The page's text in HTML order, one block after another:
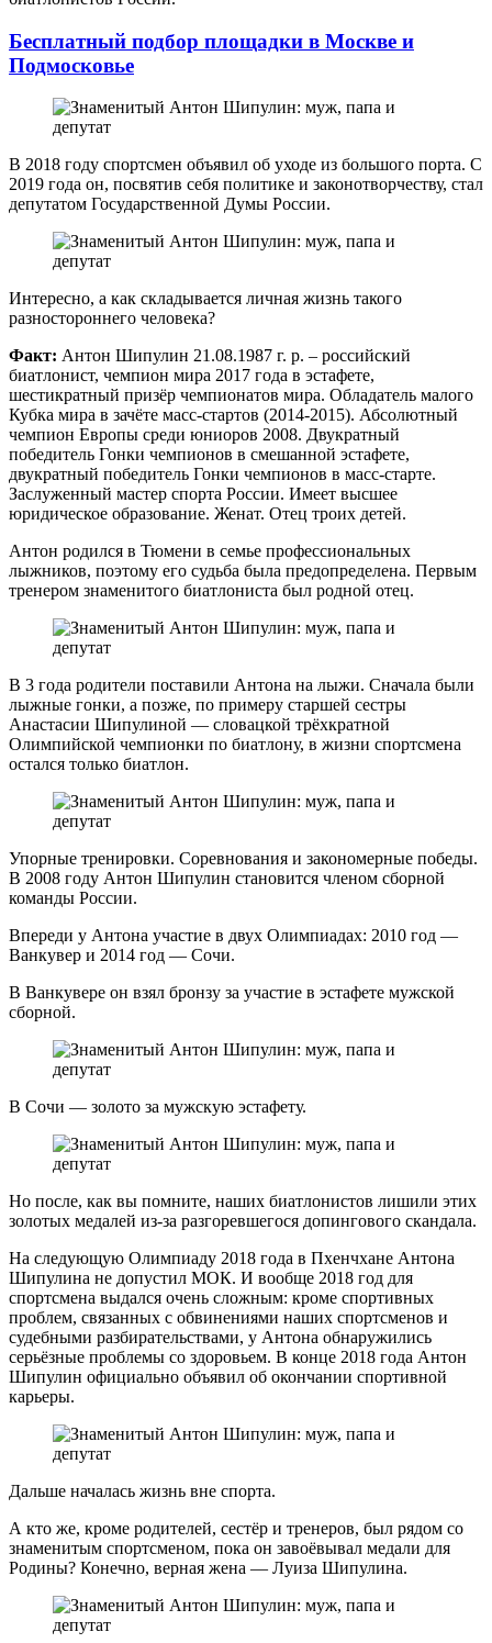
Бесплатный подбор площадки в Москве и
Подмосковье
В 2018 году спортсмен объявил об уходе из большого порта. С
2019 года он, посвятив себя политике и законотворчеству, стал
депутатом Государственной Думы России.
Интересно, а как складывается личная жизнь такого
разностороннего человека?
Факт: Антон Шипулин 21.08.1987 г. р. – российский
биатлонист, чемпион мира 2017 года в эстафете,
шестикратный призёр чемпионатов мира. Обладатель малого
Кубка мира в зачёте масс-стартов (2014-2015). Абсолютный
чемпион Европы среди юниоров 2008. Двукратный
победитель Гонки чемпионов в смешанной эстафете,
двукратный победитель Гонки чемпионов в масс-старте.
Заслуженный мастер спорта России. Имеет высшее
юридическое образование. Женат. Отец троих детей.
Антон родился в Тюмени в семье профессиональных
лыжников, поэтому его судьба была предопределена. Первым
тренером знаменитого биатлониста был родной отец.
В 3 года родители поставили Антона на лыжи. Сначала были
лыжные гонки, а позже, по примеру старшей сестры
Анастасии Шипулиной — словацкой трёхкратной
Олимпийской чемпионки по биатлону, в жизни спортсмена
остался только биатлон.
Упорные тренировки. Соревнования и закономерные победы.
В 2008 году Антон Шипулин становится членом сборной
команды России.
Впереди у Антона участие в двух Олимпиадах: 2010 год —
Ванкувер и 2014 год — Сочи.
В Ванкувере он взял бронзу за участие в эстафете мужской
сборной.
В Сочи — золото за мужскую эстафету.
Но после, как вы помните, наших биатлонистов лишили этих
золотых медалей из-за разгоревшегося допингового скандала.
На следующую Олимпиаду 2018 года в Пхенчхане Антона
Шипулина не допустил МОК. И вообще 2018 год для
спортсмена выдался очень сложным: кроме спортивных
проблем, связанных с обвинениями наших спортсменов и
судебными разбирательствами, у Антона обнаружились
серьёзные проблемы со здоровьем. В конце 2018 года Антон
Шипулин официально объявил об окончании спортивной
карьеры.
Дальше началась жизнь вне спорта.
А кто же, кроме родителей, сестёр и тренеров, был рядом со
знаменитым спортсменом, пока он завоёвывал медали для
Родины? Конечно, верная жена — Луиза Шипулина.